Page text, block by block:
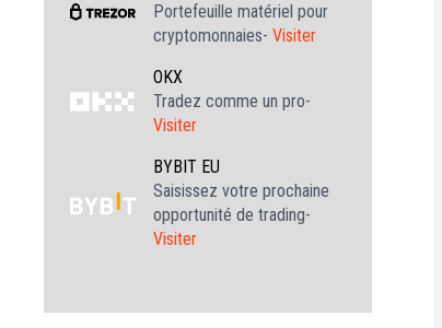
Portefeuille matériel pour
cryptomonnaies- Visiter
OKX
Tradez comme un pro-
Visiter
BYBIT EU
Saisissez votre prochaine
opportunité de trading-
Visiter